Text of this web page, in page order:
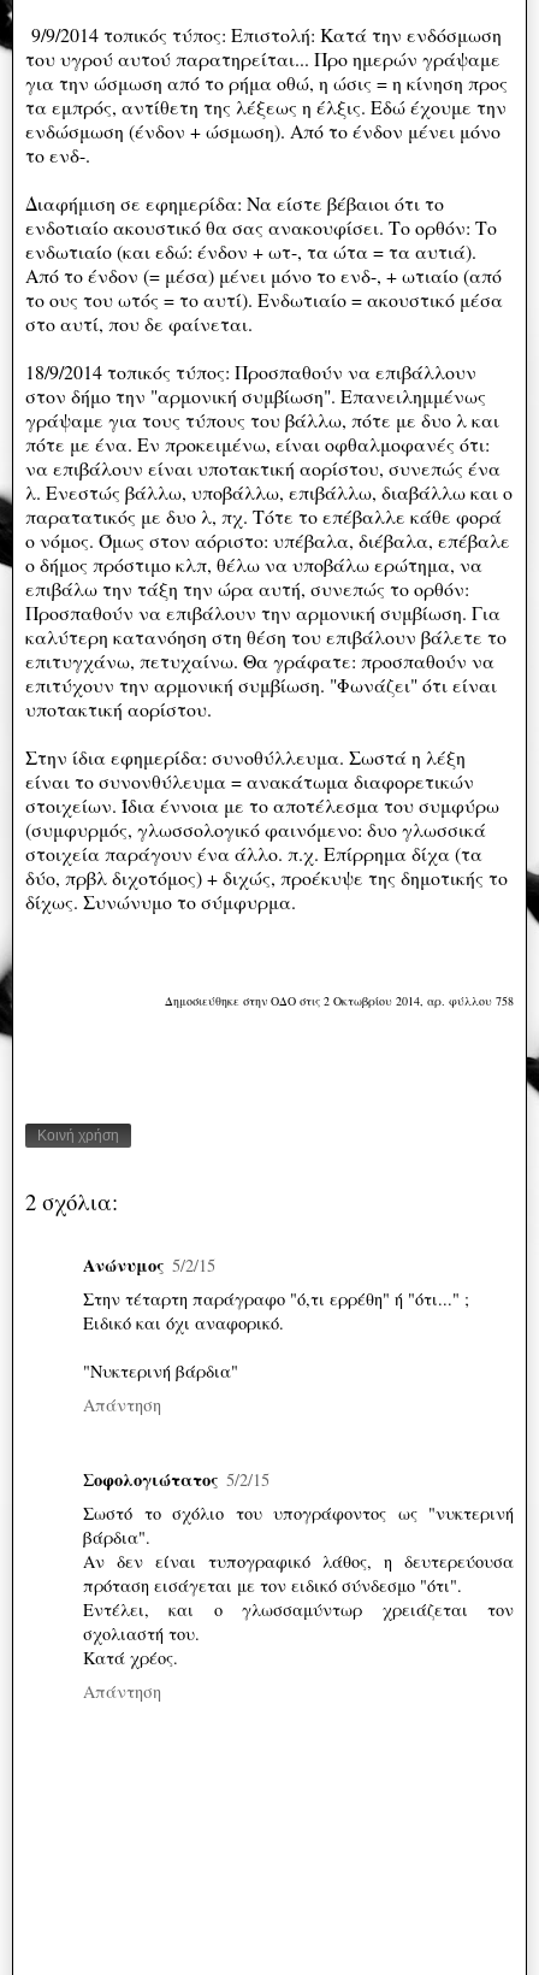
9/9/2014 τοπικός τύπος: Επιστολή: Κατά την ενδόσμωση
του υγρού αυτού παρατηρείται... Προ ημερών γράψαμε
για την ώσμωση από το ρήμα οθώ, η ώσις = η κίνηση προς
τα εμπρός, αντίθετη της λέξεως η έλξις. Εδώ έχουμε την
ενδώσμωση (ένδον + ώσμωση). Από το ένδον μένει μόνο
το ενδ-.
Διαφήμιση σε εφημερίδα: Να είστε βέβαιοι ότι το
ενδοτιαίο ακουστικό θα σας ανακουφίσει. Το ορθόν: Το
ενδωτιαίο (και εδώ: ένδον + ωτ-, τα ώτα = τα αυτιά).
Από το ένδον (= μέσα) μένει μόνο το ενδ-, + ωτιαίο (από
το ους του ωτός = το αυτί). Ενδωτιαίο = ακουστικό μέσα
στο αυτί, που δε φαίνεται.
18/9/2014 τοπικός τύπος: Προσπαθούν να επιβάλλουν
στον δήμο την "αρμονική συμβίωση". Επανειλημμένως
γράψαμε για τους τύπους του βάλλω, πότε με δυο λ και
πότε με ένα. Εν προκειμένω, είναι οφθαλμοφανές ότι:
να επιβάλουν είναι υποτακτική αορίστου, συνεπώς ένα
λ. Ενεστώς βάλλω, υποβάλλω, επιβάλλω, διαβάλλω και ο
παρατατικός με δυο λ, πχ. Τότε το επέβαλλε κάθε φορά
ο νόμος. Όμως στον αόριστο: υπέβαλα, διέβαλα, επέβαλε
ο δήμος πρόστιμο κλπ, θέλω να υποβάλω ερώτημα, να
επιβάλω την τάξη την ώρα αυτή, συνεπώς το ορθόν:
Προσπαθούν να επιβάλουν την αρμονική συμβίωση. Για
καλύτερη κατανόηση στη θέση του επιβάλουν βάλετε το
επιτυγχάνω, πετυχαίνω. Θα γράφατε: προσπαθούν να
επιτύχουν την αρμονική συμβίωση. "Φωνάζει" ότι είναι
υποτακτική αορίστου.
Στην ίδια εφημερίδα: συνοθύλλευμα. Σωστά η λέξη
είναι το συνονθύλευμα = ανακάτωμα διαφορετικών
στοιχείων. Ίδια έννοια με το αποτέλεσμα του συμφύρω
(συμφυρμός, γλωσσολογικό φαινόμενο: δυο γλωσσικά
στοιχεία παράγουν ένα άλλο. π.χ. Επίρρημα δίχα (τα
δύο, πρβλ διχοτόμος) + διχώς, προέκυψε της δημοτικής το
δίχως. Συνώνυμο το σύμφυρμα.
Δημοσιεύθηκε στην ΟΔΟ στις 2 Οκτωβρίου 2014, αρ. φύλλου 758
Κοινή χρήση
2 σχόλια:
Ανώνυμος 5/2/15
Στην τέταρτη παράγραφο "ό,τι ερρέθη" ή "ότι..." ;
Ειδικό και όχι αναφορικό.
"Νυκτερινή βάρδια"
Απάντηση
Σοφολογιώτατος 5/2/15
Σωστό το σχόλιο του υπογράφοντος ως "νυκτερινή
βάρδια".
Αν δεν είναι τυπογραφικό λάθος, η δευτερεύουσα
πρόταση εισάγεται με τον ειδικό σύνδεσμο "ότι".
Εντέλει, και ο γλωσσαμύντωρ χρειάζεται τον
σχολιαστή του.
Κατά χρέος.
Απάντηση